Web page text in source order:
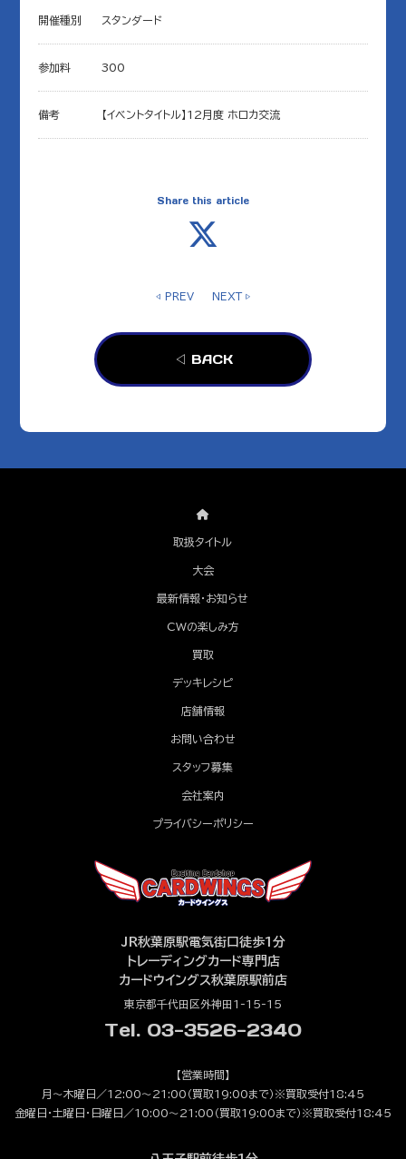
開催種別 スタンダード
参加料 300
備考 【イベントタイトル】12月度 ホロカ交流
Share this article
◁ PREV NEXT ▷
◁ BACK
取扱タイトル
大会
最新情報・お知らせ
CWの楽しみ方
買取
デッキレシピ
店舗情報
お問い合わせ
スタッフ募集
会社案内
プライバシーポリシー
JR秋葉原駅電気街口徒歩1分
トレーディングカード専門店
カードウイングス秋葉原駅前店
東京都千代田区外神田1-15-15
Tel. 03-3526-2340
【営業時間】
月～木曜日／12:00～21:00（買取19:00まで）※買取受付18:45
金曜日・土曜日・日曜日／10:00～21:00（買取19:00まで）※買取受付18:45